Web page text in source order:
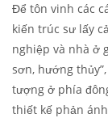
Để tôn vinh các
kiến ​​trúc sư lấy
nghiệp và nhà ở
sơn, hướng
tượng ở phía
thiết kế phản